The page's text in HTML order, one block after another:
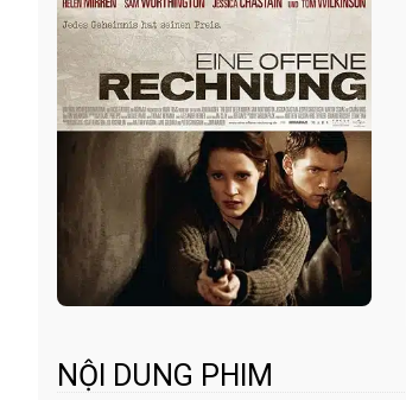
NỘI DUNG PHIM